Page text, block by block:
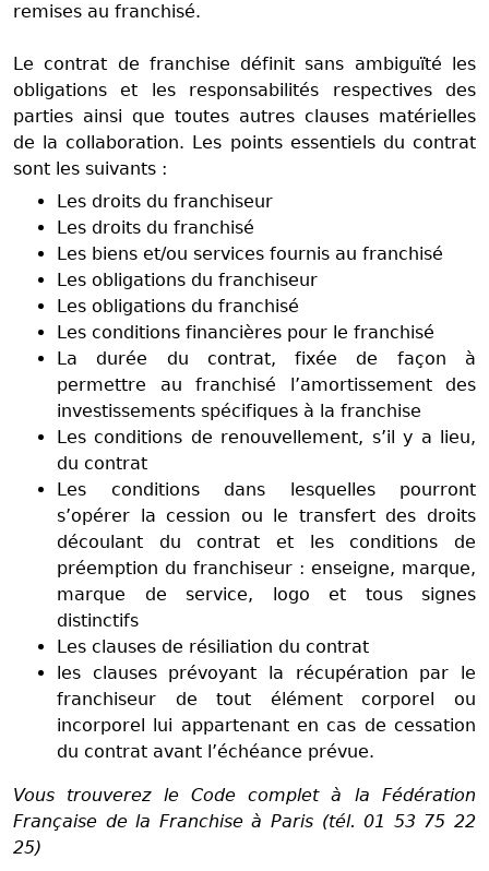
remises au franchisé.
Le contrat de franchise définit sans ambiguïté les
obligations et les responsabilités respectives des
parties ainsi que toutes autres clauses matérielles
de la collaboration. Les points essentiels du contrat
sont les suivants :
Les droits du franchiseur
Les droits du franchisé
Les biens et/ou services fournis au franchisé
Les obligations du franchiseur
Les obligations du franchisé
Les conditions financières pour le franchisé
La durée du contrat, fixée de façon à
permettre au franchisé l’amortissement des
investissements spécifiques à la franchise
Les conditions de renouvellement, s’il y a lieu,
du contrat
Les conditions dans lesquelles pourront
s’opérer la cession ou le transfert des droits
découlant du contrat et les conditions de
préemption du franchiseur : enseigne, marque,
marque de service, logo et tous signes
distinctifs
Les clauses de résiliation du contrat
les clauses prévoyant la récupération par le
franchiseur de tout élément corporel ou
incorporel lui appartenant en cas de cessation
du contrat avant l’échéance prévue.
Vous trouverez le Code complet à la Fédération
Française de la Franchise à Paris (tél. 01 53 75 22
25)